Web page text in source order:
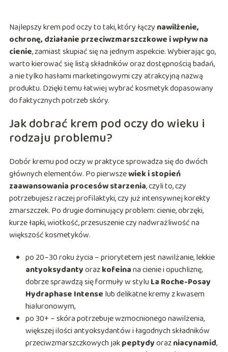
Najlepszy krem pod oczy to taki, który łączy nawilżenie,
ochronę, działanie przeciwzmarszczkowe i wpływ na
cienie, zamiast skupiać się na jednym aspekcie. Wybierając go,
warto kierować się listą składników oraz dostępnością badań,
a nie tylko hasłami marketingowymi czy atrakcyjną nazwą
produktu. Dzięki temu łatwiej wybrać kosmetyk dopasowany
do faktycznych potrzeb skóry.
Jak dobrać krem pod oczy do wieku i
rodzaju problemu?
Dobór kremu pod oczy w praktyce sprowadza się do dwóch
głównych elementów. Po pierwszewiek i stopień
zaawansowania procesów starzenia, czyli to, czy
potrzebujesz raczej profilaktyki, czy już intensywnej korekty
zmarszczek. Po drugie dominujący problem: cienie, obrzęki,
kurze łapki, wiotkość, przesuszenie czy nadwrażliwość na
większość kosmetyków.
po 20–30 roku życia – priorytetem jest nawilżanie, lekkie
antyoksydantyorazkofeinana cienie i opuchliznę,
dobrze sprawdzą się formuły w styluLa Roche-Posay
Hydraphase Intense lub delikatne kremy z kwasem
hialuronowym,
po 30+ – skóra potrzebuje wzmocnionego nawilżenia,
większej ilości antyoksydantów i łagodnych składników
przeciwzmarszczkowych jakpeptydyorazniacynamid,